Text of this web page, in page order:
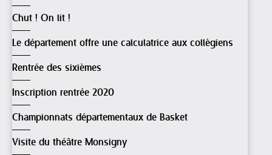
Chut ! On lit !
Le département offre une calculatrice aux collègiens
Rentrée des sixièmes
Inscription rentrée 2020
Championnats départementaux de Basket
Visite du théâtre Monsigny